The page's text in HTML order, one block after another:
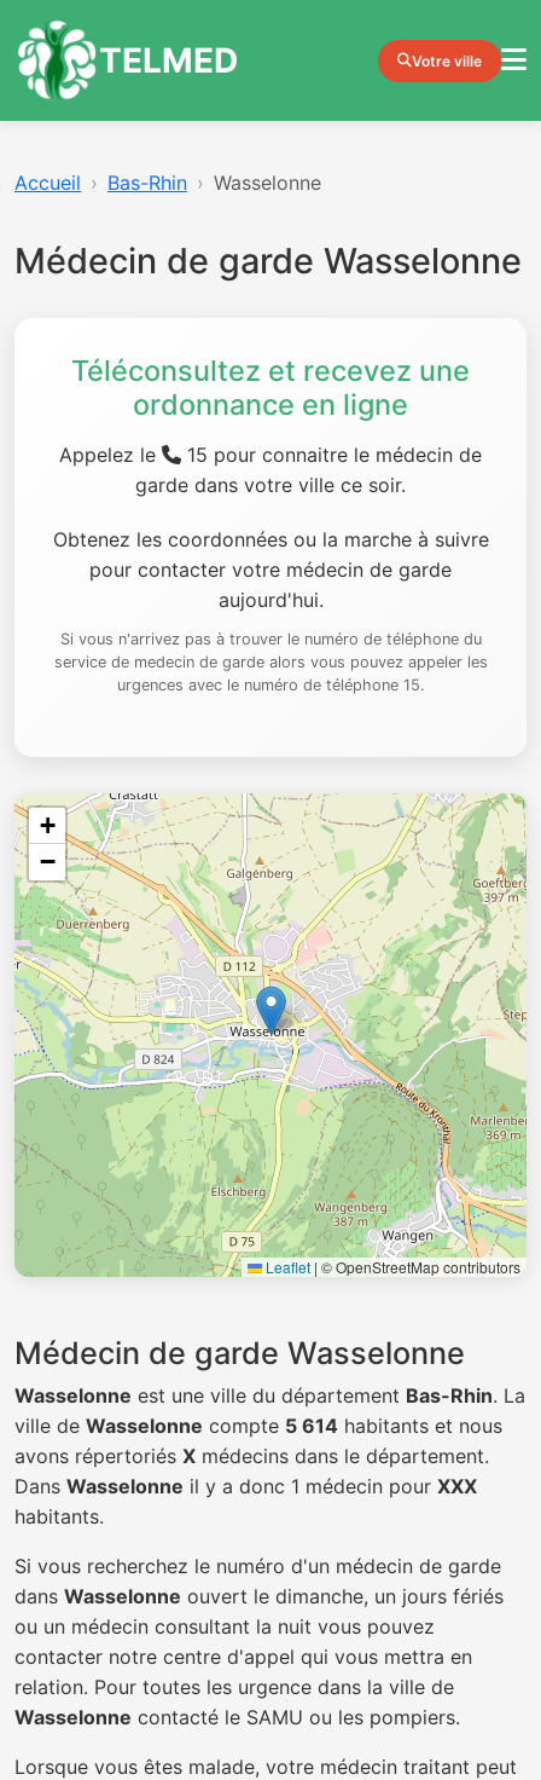
TELMED Votre ville
Accueil Bas-Rhin Wasselonne
Médecin de garde Wasselonne
Téléconsultez et recevez une
ordonnance en ligne
Appelez le
15 pour connaitre le médecin de
garde dans votre ville ce soir.
Obtenez les coordonnées ou la marche à suivre
pour contacter votre médecin de garde
aujourd'hui.
Si vous n'arrivez pas à trouver le numéro de téléphone du
service de medecin de garde alors vous pouvez appeler les
urgences avec le numéro de téléphone 15.
+
−
Leaflet | © OpenStreetMap contributors
Médecin de garde Wasselonne
Wasselonne est une ville du département Bas-Rhin. La
ville de Wasselonne compte 5 614 habitants et nous
avons répertoriés X médecins dans le département.
Dans Wasselonne il y a donc 1 médecin pour XXX
habitants.
Si vous recherchez le numéro d'un médecin de garde
dans Wasselonne ouvert le dimanche, un jours fériés
ou un médecin consultant la nuit vous pouvez
contacter notre centre d'appel qui vous mettra en
relation. Pour toutes les urgence dans la ville de
Wasselonne contacté le SAMU ou les pompiers.
Lorsque vous êtes malade, votre médecin traitant peut